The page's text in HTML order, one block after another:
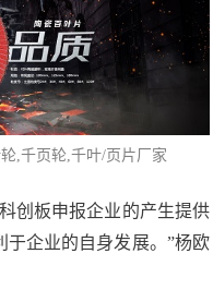
,千页轮,千叶/页片厂家
创板申报企业的产生提供
于企业的自身发展。”杨欧